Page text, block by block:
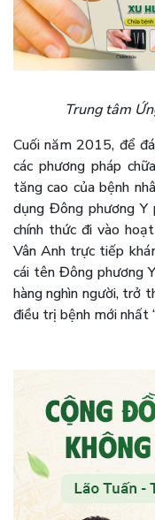
Trung tâm
Cuối năm 2015, để
các phương pháp
tăng cao của bệnh
dụng Đông phương Y
chính thức đi vào
Vân Anh trực tiếp
cái tên Đông phương
hàng nghìn người, trở
điều trị bệnh mới nhất